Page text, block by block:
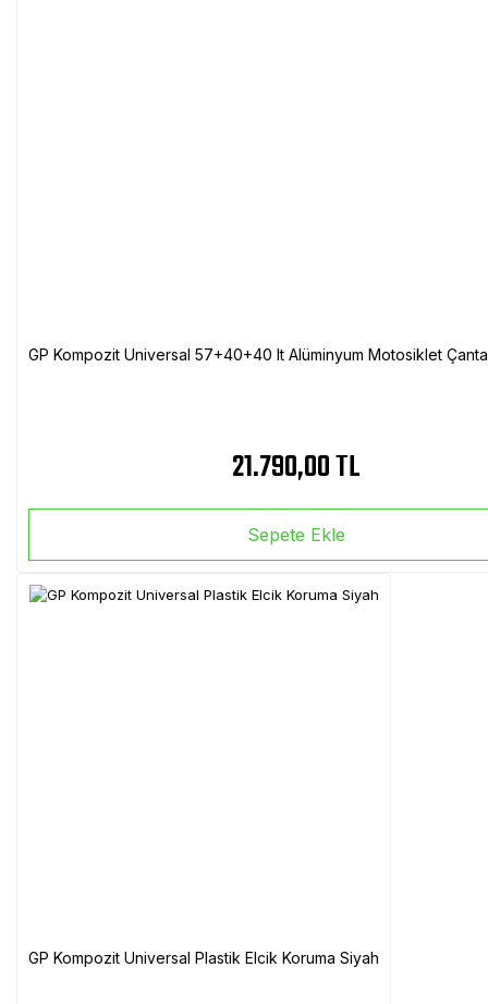
GP Kompozit Universal 57+40+40 lt Alüminyum Motosiklet
21.790,00 TL
Sepete Ekle
GP Kompozit Universal Plastik Elcik Koruma Siyah